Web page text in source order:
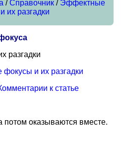
/Справочник/ Эффектные
их разгадки
и их разгадки
к статье
потом оказываются вместе.